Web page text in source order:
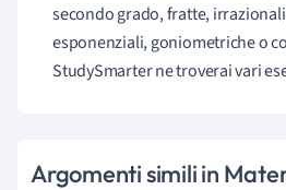
secondo grado, fratte,
esponenziali, goniometriche o
StudySmarter ne troverai vari
Argomenti simili in